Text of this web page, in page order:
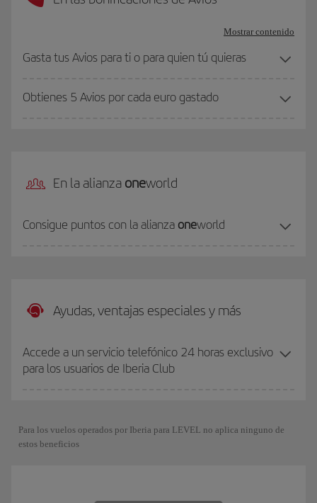
Mostrar contenido
Gasta tus Avios para ti o para quien tú quieras
Obtienes 5 Avios por cada euro gastado
En la alianza oneworld
Consigue puntos con la alianza oneworld
Ayudas, ventajas especiales y más
Accede a un servicio telefónico 24 horas exclusivo
para los usuarios de Iberia Club
Para los vuelos operados por Iberia para LEVEL no aplica ninguno de
estos beneficios